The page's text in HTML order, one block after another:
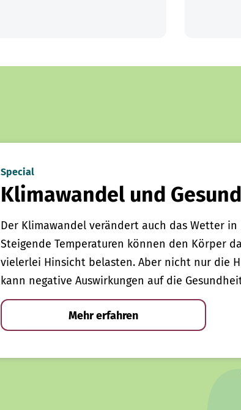
Special
Klimawandel und
Der Klimawandel verändert auch das Wetter in
Steigende Temperaturen können den Körper
vielerlei Hinsicht belasten. Aber nicht nur die
kann negative Auswirkungen auf die
Mehr erfahren